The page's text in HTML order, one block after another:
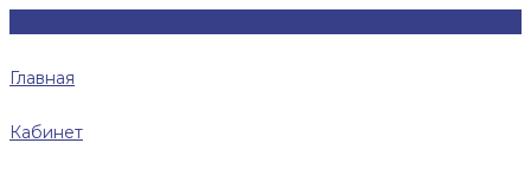
Главная
Кабинет